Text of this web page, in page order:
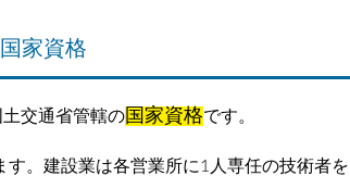
家資格
交通省管轄の国家資格です。
。建設業は各営業所に1人専任の技術者を